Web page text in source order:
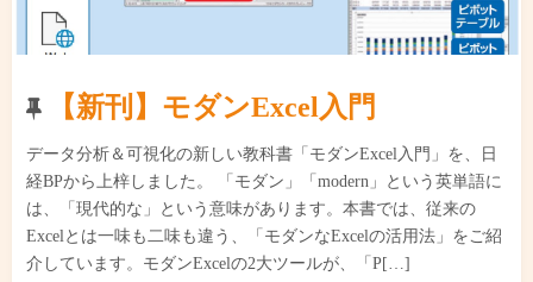
【新刊】モダンExcel入門
データ分析＆可視化の新しい教科書「モダンExcel入門」を、日
経BPから上梓しました。 「モダン」「modern」という英単語に
は、「現代的な」という意味があります。本書では、従来の
Excelとは一味も二味も違う、「モダンなExcelの活用法」をご紹
介しています。モダンExcelの2大ツールが、「P[…]